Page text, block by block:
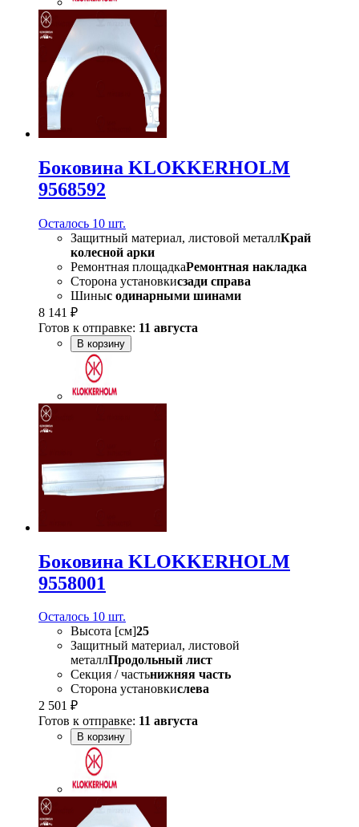
Боковина KLOKKERHOLM
9568592
Осталось 10 шт.
Защитный материал, листовой металлКрай
колесной арки
Ремонтная площадкаРемонтная накладка
Сторона установкисзади справа
Шиныс одинарными шинами
8 141 ₽
Готов к отправке: 11 августа
В корзину
Боковина KLOKKERHOLM
9558001
Осталось 10 шт.
Высота [см]25
Защитный материал, листовой
металлПродольный лист
Секция / частьнижняя часть
Сторона установкислева
2 501 ₽
Готов к отправке: 11 августа
В корзину